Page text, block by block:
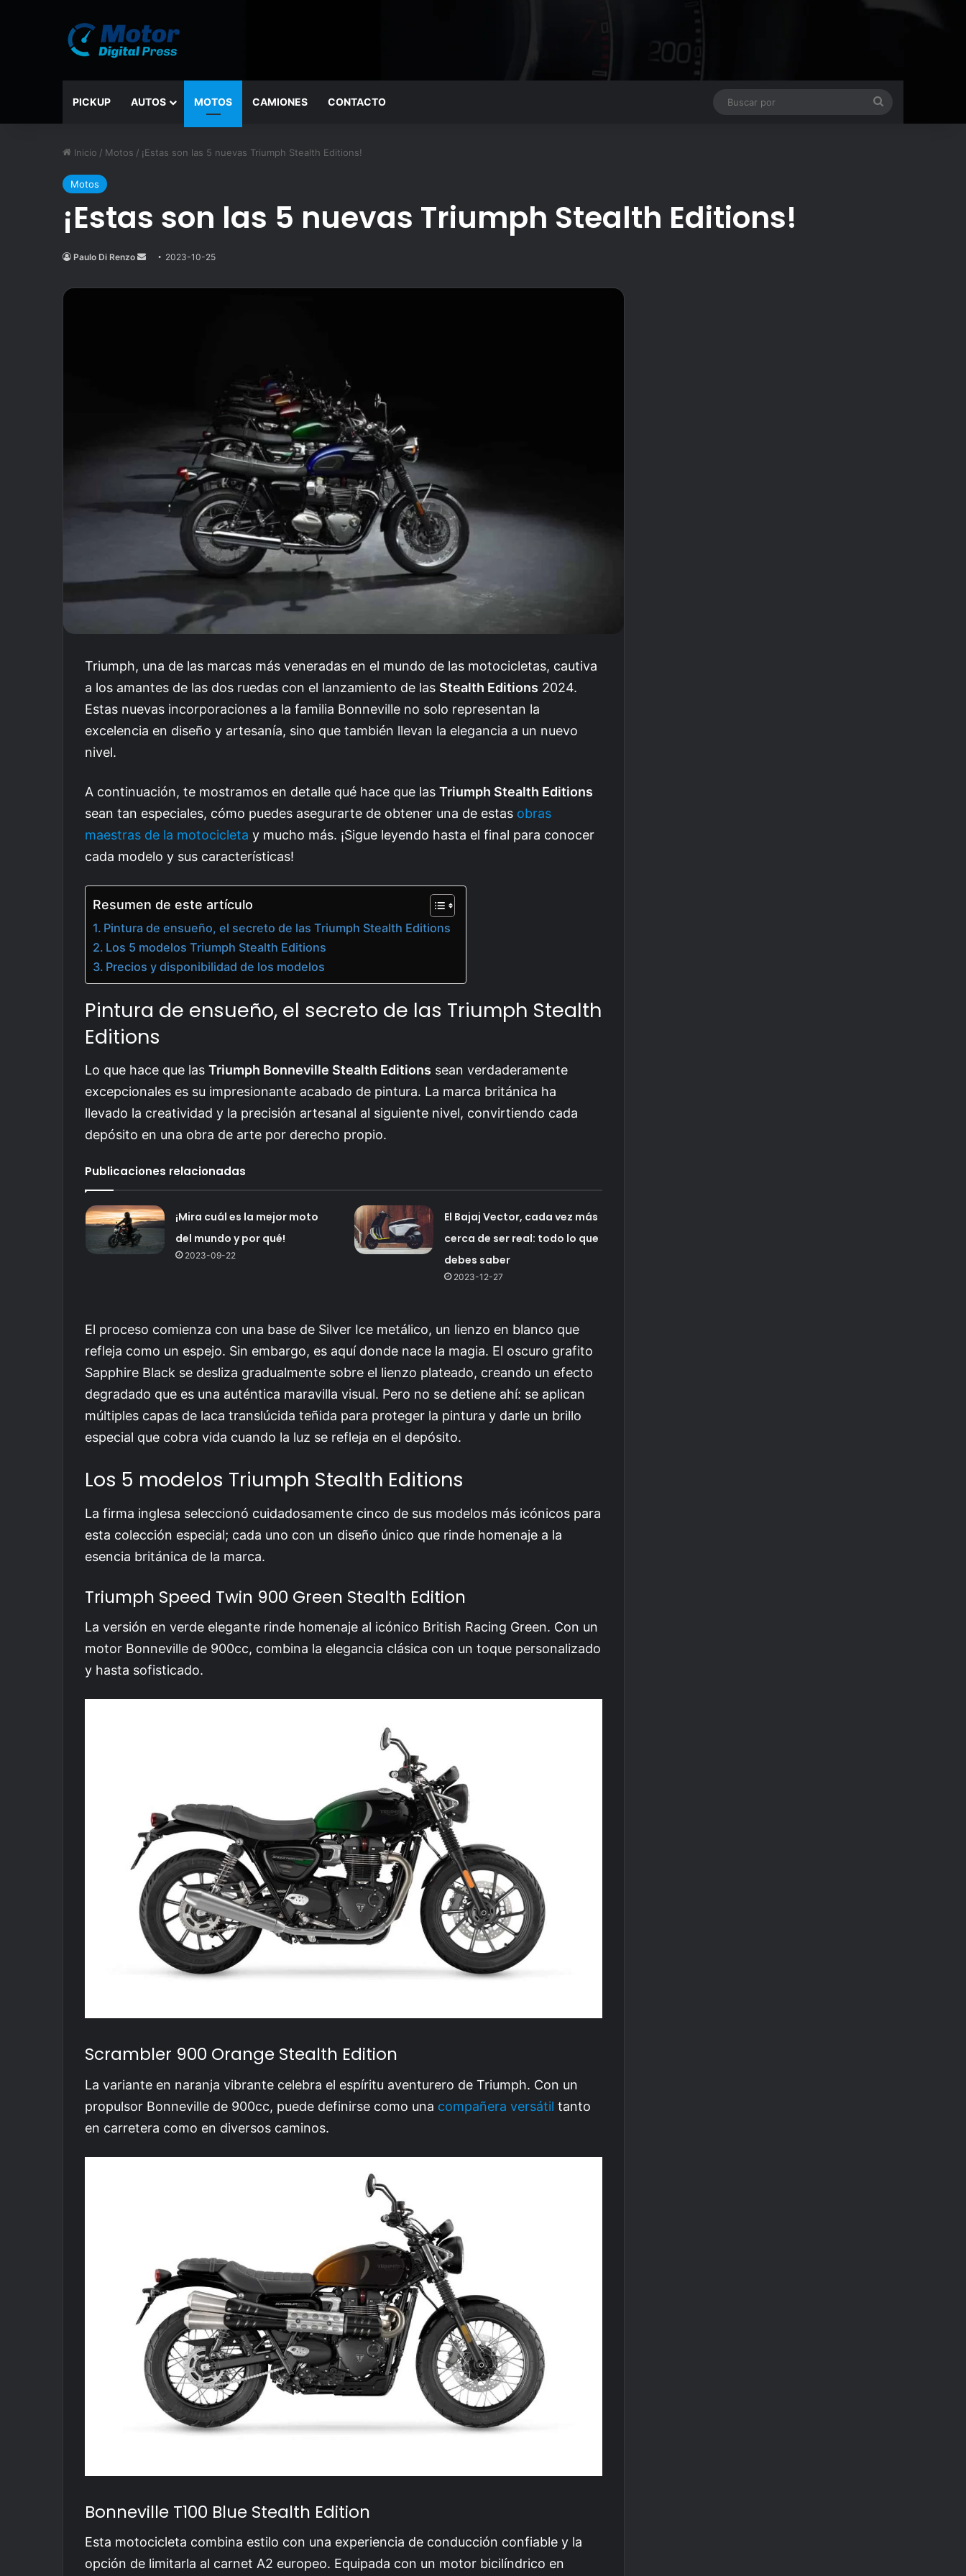
PICKUP AUTOS MOTOS CAMIONES CONTACTO
Inicio / Motos / ¡Estas son las 5 nuevas Triumph Stealth Editions!
Motos
¡Estas son las 5 nuevas Triumph Stealth Editions!
Paulo Di Renzo
Send
email
2023-10-25
Triumph, una de las marcas más veneradas en el mundo de las motocicletas, cautiva
a los amantes de las dos ruedas con el lanzamiento de las Stealth Editions 2024.
Estas nuevas incorporaciones a la familia Bonneville no solo representan la
excelencia en diseño y artesanía, sino que también llevan la elegancia a un nuevo
nivel.
A continuación, te mostramos en detalle qué hace que las Triumph Stealth Editions
sean tan especiales, cómo puedes asegurarte de obtener una de estas obras
maestras de la motocicleta y mucho más. ¡Sigue leyendo hasta el final para conocer
cada modelo y sus características!
Resumen de este artículo
Pintura de ensueño, el secreto de las Triumph Stealth Editions
Los 5 modelos Triumph Stealth Editions
Precios y disponibilidad de los modelos
Pintura de ensueño, el secreto de las Triumph Stealth
Editions
Lo que hace que las Triumph Bonneville Stealth Editions sean verdaderamente
excepcionales es su impresionante acabado de pintura. La marca británica ha
llevado la creatividad y la precisión artesanal al siguiente nivel, convirtiendo cada
depósito en una obra de arte por derecho propio.
Publicaciones relacionadas
¡Mira cuál es la mejor moto
del mundo y por qué!
2023-09-22
El Bajaj Vector, cada vez más
cerca de ser real: todo lo que
debes saber
2023-12-27
El proceso comienza con una base de Silver Ice metálico, un lienzo en blanco que
refleja como un espejo. Sin embargo, es aquí donde nace la magia. El oscuro grafito
Sapphire Black se desliza gradualmente sobre el lienzo plateado, creando un efecto
degradado que es una auténtica maravilla visual. Pero no se detiene ahí: se aplican
múltiples capas de laca translúcida teñida para proteger la pintura y darle un brillo
especial que cobra vida cuando la luz se refleja en el depósito.
Los 5 modelos Triumph Stealth Editions
La firma inglesa seleccionó cuidadosamente cinco de sus modelos más icónicos para
esta colección especial; cada uno con un diseño único que rinde homenaje a la
esencia británica de la marca.
Triumph Speed Twin 900 Green Stealth Edition
La versión en verde elegante rinde homenaje al icónico British Racing Green. Con un
motor Bonneville de 900cc, combina la elegancia clásica con un toque personalizado
y hasta sofisticado.
Scrambler 900 Orange Stealth Edition
La variante en naranja vibrante celebra el espíritu aventurero de Triumph. Con un
propulsor Bonneville de 900cc, puede definirse como una compañera versátil tanto
en carretera como en diversos caminos.
Bonneville T100 Blue Stealth Edition
Esta motocicleta combina estilo con una experiencia de conducción confiable y la
opción de limitarla al carnet A2 europeo. Equipada con un motor bicilíndrico en